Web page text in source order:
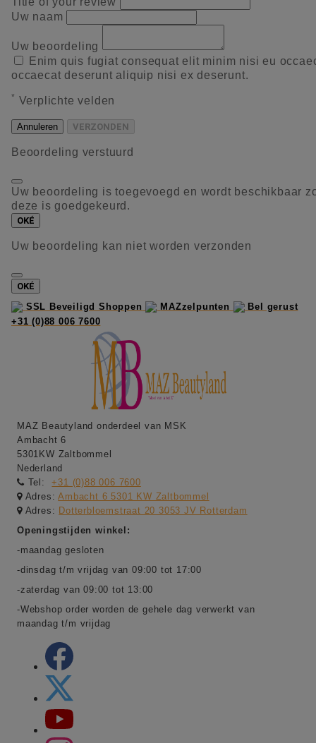
Uw naam
Uw beoordeling
Enim quis fugiat consequat elit minim nisi eu
occaecat deserunt aliquip nisi ex deserunt.
* Verplichte velden
Annuleren VERZONDEN
Beoordeling verstuurd
Uw beoordeling is toegevoegd en wordt beschikbaar
deze is goedgekeurd.
OKÉ
Uw beoordeling kan niet worden verzonden
OKÉ
SSL Beveiligd Shoppen
MAZzelpunten
Bel gerust
+31 (0)88 006 7600
MAZ Beautyland onderdeel van MSK
Ambacht 6
5301KW Zaltbommel
Nederland
Tel:
+31 (0)88 006 7600
Adres:Ambacht 6 5301 KW Zaltbommel
Adres: Dotterbloemstraat 20 3053 JV Rotterdam
Openingstijden winkel:
-maandag gesloten
-dinsdag t/m vrijdag van 09:00 tot 17:00
-zaterdag van 09:00 tot 13:00
-Webshop order worden de gehele dag verwerkt van
maandag t/m vrijdag